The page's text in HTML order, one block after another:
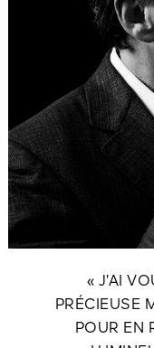
« J’AI
PRÉCIEUSE
POUR EN